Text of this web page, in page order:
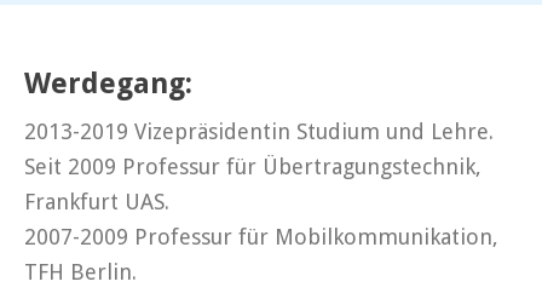
Werdegang:
2013-2019 Vizepräsidentin Studium und Lehre.
Seit 2009 Professur für Übertragungstechnik,
Frankfurt UAS.
2007-2009 Professur für Mobilkommunikation,
TFH Berlin.